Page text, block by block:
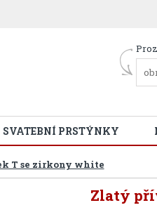
SVATEBNÍ PRSTÝNKY
T se zirkony white
Zlatý